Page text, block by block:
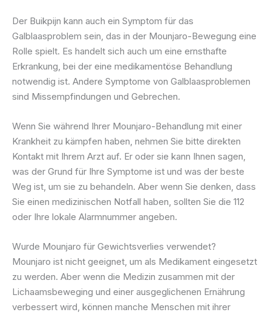
Der Buikpijn kann auch ein Symptom für das
Galblaasproblem sein, das in der Mounjaro-Bewegung eine
Rolle spielt. Es handelt sich auch um eine ernsthafte
Erkrankung, bei der eine medikamentöse Behandlung
notwendig ist. Andere Symptome von Galblaasproblemen
sind Missempfindungen und Gebrechen.
Wenn Sie während Ihrer Mounjaro-Behandlung mit einer
Krankheit zu kämpfen haben, nehmen Sie bitte direkten
Kontakt mit Ihrem Arzt auf. Er oder sie kann Ihnen sagen,
was der Grund für Ihre Symptome ist und was der beste
Weg ist, um sie zu behandeln. Aber wenn Sie denken, dass
Sie einen medizinischen Notfall haben, sollten Sie die 112
oder Ihre lokale Alarmnummer angeben.
Wurde Mounjaro für Gewichtsverlies verwendet?
Mounjaro ist nicht geeignet, um als Medikament eingesetzt
zu werden. Aber wenn die Medizin zusammen mit der
Lichaamsbeweging und einer ausgeglichenen Ernährung
verbessert wird, können manche Menschen mit ihrer